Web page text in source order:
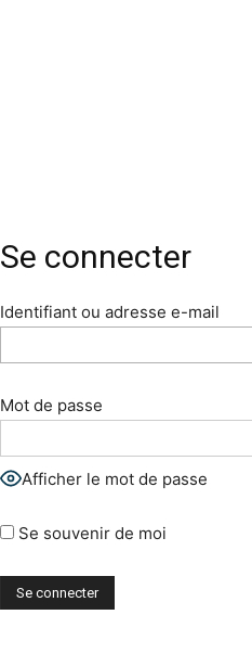
Se connecter
Identifiant ou adresse e-mail
Mot de passe
Afficher le mot de passe
Se souvenir de moi